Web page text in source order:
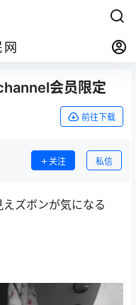
会员限定
前往下载
关注 私信
ズボンが気になる